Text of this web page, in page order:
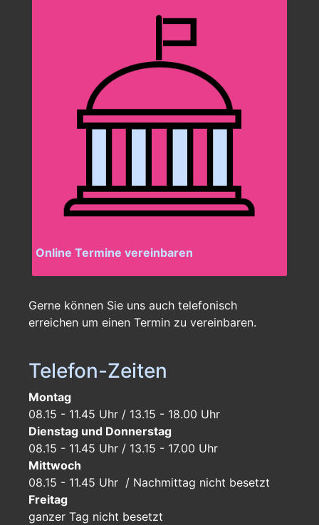
Online Termine vereinbaren
Gerne können Sie uns auch telefonisch
erreichen um einen Termin zu vereinbaren.
Telefon-Zeiten
Montag
08.15 - 11.45 Uhr / 13.15 - 18.00 Uhr
Dienstag und Donnerstag
08.15 - 11.45 Uhr / 13.15 - 17.00 Uhr
Mittwoch
08.15 - 11.45 Uhr / Nachmittag nicht besetzt
Freitag
ganzer Tag nicht besetzt